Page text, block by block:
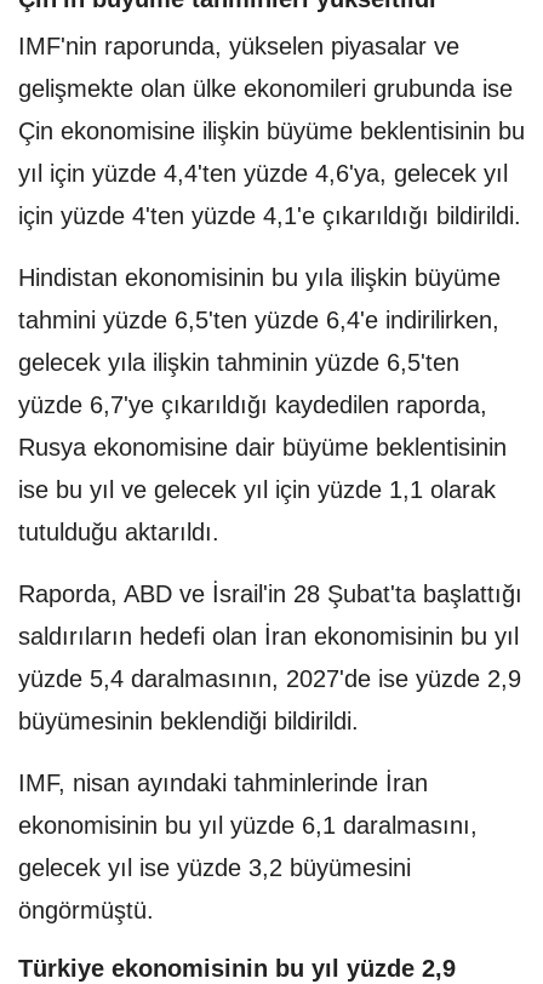
IMF'nin raporunda, yükselen piyasalar ve
gelişmekte olan ülke ekonomileri grubunda ise
Çin ekonomisine ilişkin büyüme beklentisinin bu
yıl için yüzde 4,4'ten yüzde 4,6'ya, gelecek yıl
için yüzde 4'ten yüzde 4,1'e çıkarıldığı bildirildi.
Hindistan ekonomisinin bu yıla ilişkin büyüme
tahmini yüzde 6,5'ten yüzde 6,4'e indirilirken,
gelecek yıla ilişkin tahminin yüzde 6,5'ten
yüzde 6,7'ye çıkarıldığı kaydedilen raporda,
Rusya ekonomisine dair büyüme beklentisinin
ise bu yıl ve gelecek yıl için yüzde 1,1 olarak
tutulduğu aktarıldı.
Raporda, ABD ve İsrail'in 28 Şubat'ta başlattığı
saldırıların hedefi olan İran ekonomisinin bu yıl
yüzde 5,4 daralmasının, 2027'de ise yüzde 2,9
büyümesinin beklendiği bildirildi.
IMF, nisan ayındaki tahminlerinde İran
ekonomisinin bu yıl yüzde 6,1 daralmasını,
gelecek yıl ise yüzde 3,2 büyümesini
öngörmüştü.
Türkiye ekonomisinin bu yıl yüzde 2,9